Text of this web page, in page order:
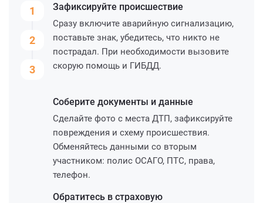
1
2
3
Зафиксируйте происшествие
Сразу включите аварийную сигнализацию,
поставьте знак, убедитесь, что никто не
пострадал. При необходимости вызовите
скорую помощь и ГИБДД.
Соберите документы и данные
Сделайте фото с места ДТП, зафиксируйте
повреждения и схему происшествия.
Обменяйтесь данными со вторым
участником: полис ОСАГО, ПТС, права,
телефон.
Обратитесь в страховую